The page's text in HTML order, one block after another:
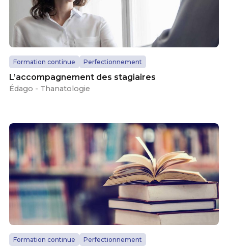
Formation continue Perfectionnement
L’accompagnement des stagiaires
Édago - Thanatologie
Formation continue Perfectionnement